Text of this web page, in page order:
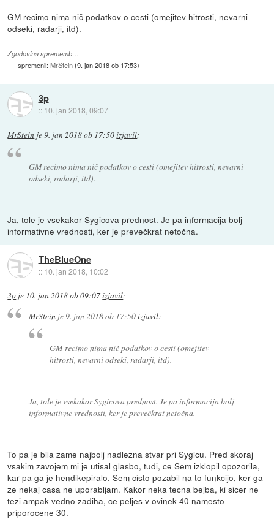
GM recimo nima nič podatkov o cesti (omejitev hitrosti, nevarni
odseki, radarji, itd).
Zgodovina sprememb…
spremenil:MrStein(9. jan 2018 ob 17:53)
3p
:: 10. jan 2018, 09:07
MrStein je9. jan 2018 ob 17:50izjavil:
GM recimo nima nič podatkov o cesti (omejitev hitrosti, nevarni
odseki, radarji, itd).
Ja, tole je vsekakor Sygicova prednost. Je pa informacija bolj
informativne vrednosti, ker je prevečkrat netočna.
TheBlueOne
:: 10. jan 2018, 10:02
3p je 10. jan 2018 ob 09:07izjavil:
MrSteinje9. jan 2018 ob 17:50izjavil:
GM recimo nima nič podatkov o cesti (omejitev
hitrosti, nevarni odseki, radarji, itd).
Ja, tole je vsekakor Sygicova prednost. Je pa informacija bolj
informativne vrednosti, ker je prevečkrat netočna.
To pa je bila zame najbolj nadlezna stvar pri Sygicu. Pred skoraj
vsakim zavojem mi je utisal glasbo, tudi, ce Sem izklopil opozorila,
kar pa ga je hendikepiralo. Sem cisto pozabil na to funkcijo, ker ga
ze nekaj casa ne uporabljam. Kakor neka tecna bejba, ki sicer ne
tezi ampak vedno zadiha, ce peljes v ovinek 40 namesto
priporocene 30.